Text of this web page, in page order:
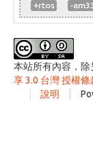
+rtos -
本站所有內容，除
享 3.0 台灣 授權條
說明